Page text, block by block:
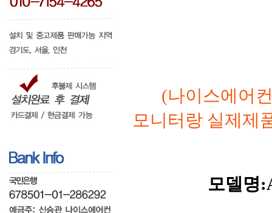
(나이스에어
모니터랑 실제제
모델명